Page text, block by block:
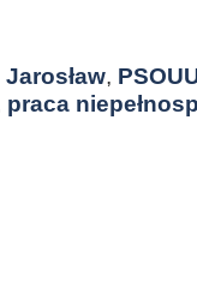
Jarosław,
praca